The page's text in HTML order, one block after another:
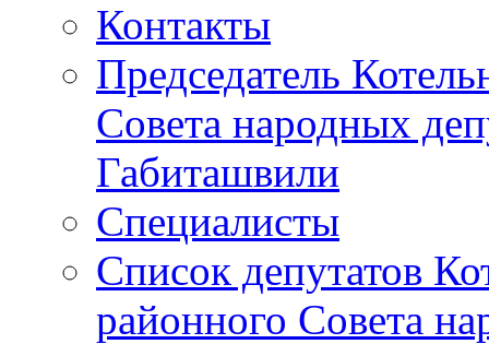
Контакты
Председатель
Совета народных
Габиташвили
Специалисты
Список депутатов
районного Совета